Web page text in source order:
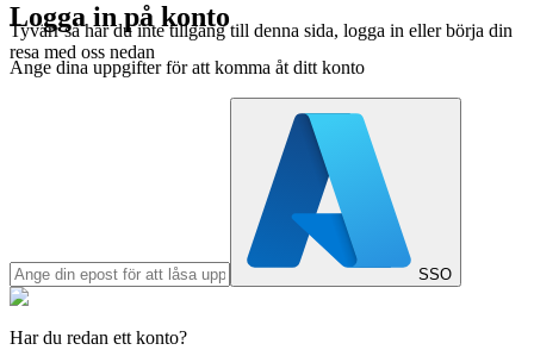
Tyvärr så har du inte tillgång till denna sida, logga in eller börja din
resa med oss nedan
Logga in på konto
Ange dina uppgifter för att komma åt ditt konto
SSO
Har du redan ett konto?